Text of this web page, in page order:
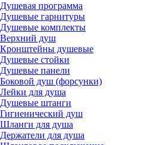
Душевая программа
Душевые гарнитуры
Душевые комплекты
Верхний душ
Кронштейны душевые
Душевые стойки
Душевые панели
Боковой душ (форсунки)
Лейки для душа
Душевые штанги
Гигиенический душ
Шланги для душа
Держатели для душа